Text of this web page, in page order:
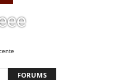
FORUMS